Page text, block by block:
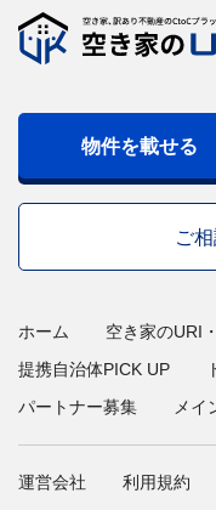
物件を載せる
ご
ホーム 空き家のURI
提携自治体PICK UP
パートナー募集
メイ
運営会社 利用規約